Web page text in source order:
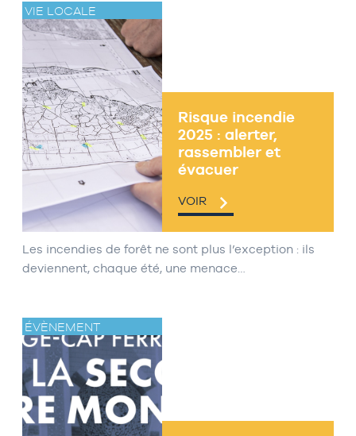
VIE LOCALE
Risque incendie
2025 : alerter,
rassembler et
évacuer
VOIR
Les incendies de forêt ne sont plus l’exception : ils
deviennent, chaque été, une menace…
ÉVÈNEMENT